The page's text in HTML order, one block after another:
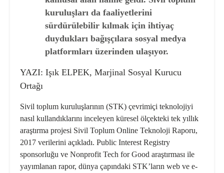
kuruluşları da faaliyetlerini
sürdürülebilir kılmak için ihtiyaç
duydukları bağışçılara sosyal medya
platformları üzerinden ulaşıyor.
YAZI: Işık ELPEK, Marjinal Sosyal Kurucu
Ortağı
Sivil toplum kuruluşlarının (STK) çevrimiçi teknolojiyi
nasıl kullandıklarını inceleyen küresel ölçekteki tek yıllık
araştırma projesi Sivil Toplum Online Teknoloji Raporu,
2017 verilerini açıkladı. Public Interest Registry
sponsorluğu ve Nonprofit Tech for Good araştırması ile
yayımlanan rapor, dünya çapındaki STK’ların web ve e-